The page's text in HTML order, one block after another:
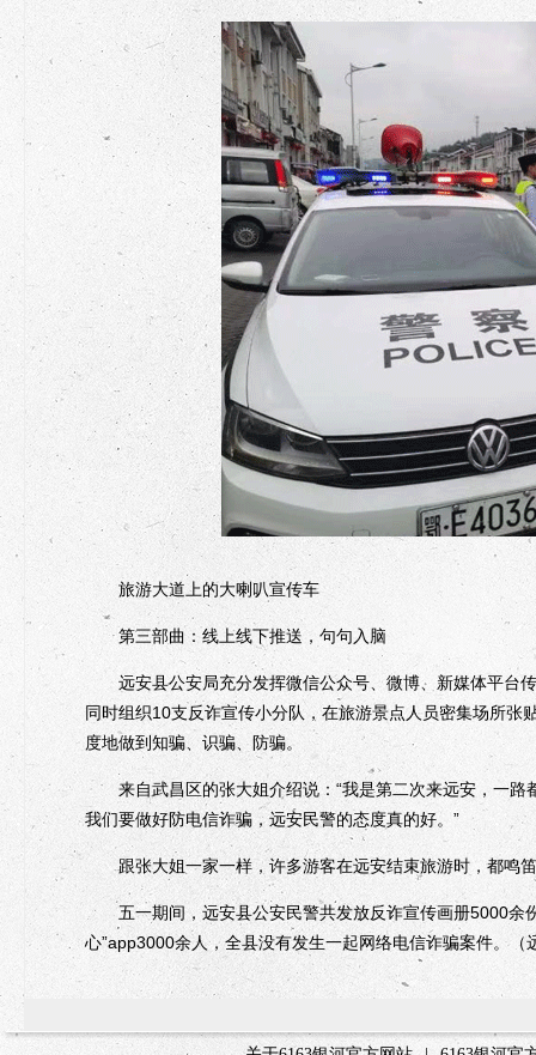
旅游大道上的大喇叭宣传车
第三部曲：线上线下推送，句句入脑
远安县公安局充分发挥微信公众号、微博、新媒体平台
同时组织10支反诈宣传小分队，在旅游景点人员密集场所
度地做到知骗、识骗、防骗。
来自武昌区的张大姐介绍说：“我是第二次来远安，一路
我们要做好防电信诈骗，远安民警的态度真的好。”
跟张大姐一家一样，许多游客在远安结束旅游时，都鸣
五一期间，远安县公安民警共发放反诈宣传画册5000余
心”app3000余人，全县没有发生一起网络电信诈骗案件。（